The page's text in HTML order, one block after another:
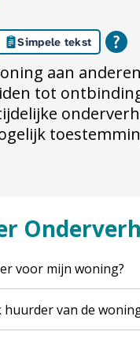
Simpele tekst
aan
tot
voor mijn woning?
van de